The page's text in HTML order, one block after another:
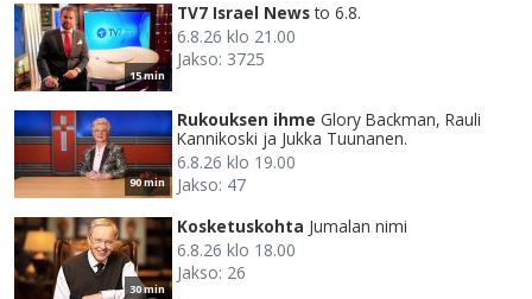
15 min
TV7 Israel News to 6.8.
6.8.26 klo 21.00
Jakso: 3725
90 min
Rukouksen ihme Glory Backman, Rauli
Kannikoski ja Jukka Tuunanen.
6.8.26 klo 19.00
Jakso: 47
30 min
Kosketuskohta Jumalan nimi
6.8.26 klo 18.00
Jakso: 26